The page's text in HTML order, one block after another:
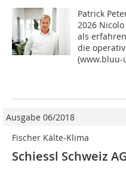
Patrick
2026
als
die
(www.bluu-
Ausgabe 06/2018
Fischer Kälte-Klima
Schiessl Schweiz